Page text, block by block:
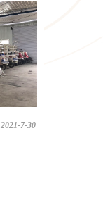
2021-7-30